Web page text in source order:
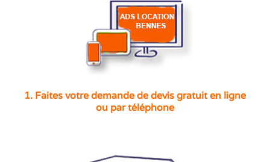
1. Faites votre demande de devis gratuit en ligne
ou par téléphone